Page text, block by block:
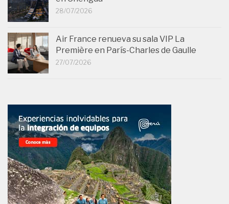
28/07/2026
Air France renueva su sala VIP La
Première en París-Charles de Gaulle
27/07/2026